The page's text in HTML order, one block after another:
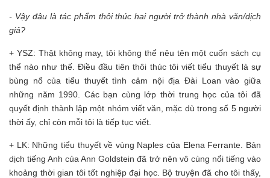
- Vậy đâu là tác phẩm thôi thúc hai người trở thành nhà văn/dịch
giả?
+ YSZ: Thật không may, tôi không thể nêu tên một cuốn sách cụ
thể nào như thế. Điều đầu tiên thôi thúc tôi viết tiểu thuyết là sự
bùng nổ của tiểu thuyết tình cảm nội địa Đài Loan vào giữa
những năm 1990. Các bạn cùng lớp thời trung học của tôi đã
quyết định thành lập một nhóm viết văn, mặc dù trong số 5 người
thời ấy, chỉ còn mỗi tôi là tiếp tục viết.
+ LK: Những tiểu thuyết về vùng Naples của Elena Ferrante. Bản
dịch tiếng Anh của Ann Goldstein đã trở nên vô cùng nổi tiếng vào
khoảng thời gian tôi tốt nghiệp đại học. Bộ truyện đã cho tôi thấy,